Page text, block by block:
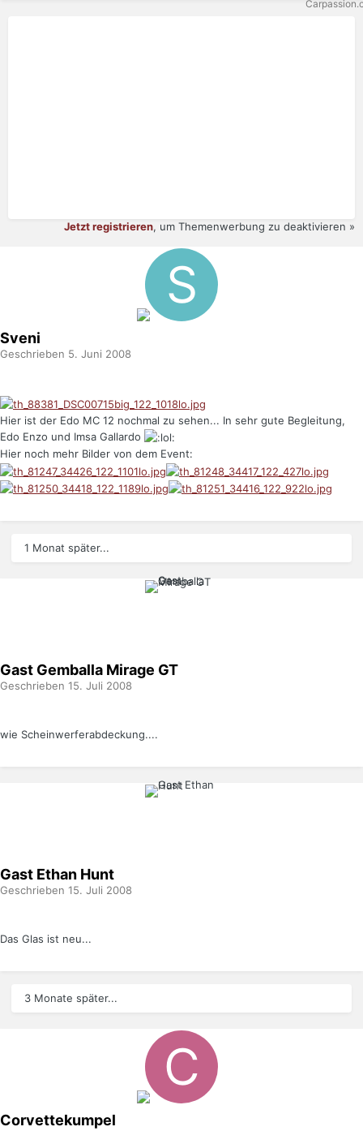
Jetzt registrieren, um Themenwerbung zu deaktivieren »
Sveni
Geschrieben 5. Juni 2008
Hier ist der Edo MC 12 nochmal zu sehen... In sehr gute Begleitung,
Edo Enzo und Imsa Gallardo
Hier noch mehr Bilder von dem Event:
1 Monat später...
Gast Gemballa Mirage GT
Geschrieben 15. Juli 2008
wie Scheinwerferabdeckung....
Gast Ethan Hunt
Geschrieben 15. Juli 2008
Das Glas ist neu...
3 Monate später...
Corvettekumpel